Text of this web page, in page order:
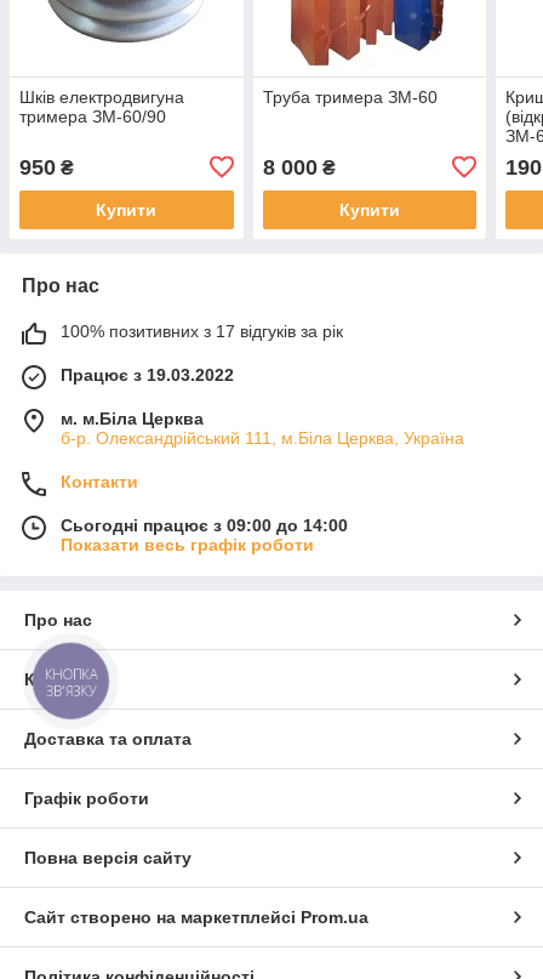
Шків електродвигуна
тримера ЗМ-60/90
950 ₴
Купити
Труба тримера ЗМ-60
8 000₴
Купити
ЗМ-
190
Про нас
100% позитивних з 17 відгуків за рік
Працює з 19.03.2022
м. м.Біла Церква
б-р. Олександрійський 111, м.Біла Церква, Україна
Контакти
Сьогодні працює з 09:00 до 14:00
Показати весь графік роботи
Про нас
Контакти
Доставка та оплата
Графік роботи
Повна версія сайту
Сайт створено на маркетплейсі Prom.ua
КНОПКА
ЗВ'ЯЗКУ